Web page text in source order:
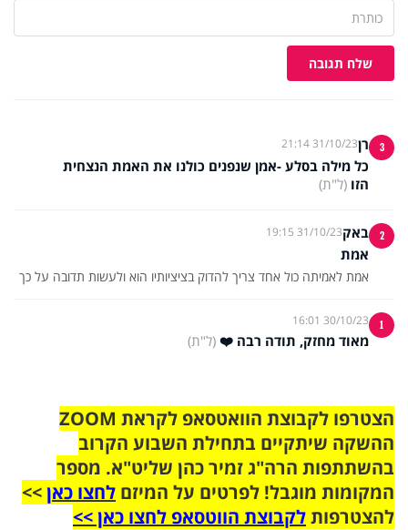
שלח תגובה
3 רן31/10/23 21:14
כל מילה בסלע -אמן שנפנים כולנו את האמת הנצחית
הזו (ל"ת)
2 באק31/10/23 19:15
אמת
אמת לאמיתה כול אחד צריך להדוק בציציותיו הוא ולעשות תדובה על כך
1
30/10/23 16:01
מאוד מחזק, תודה רבה ❤️ (ל"ת)
הצטרפו לקבוצת הוואטסאפ לקראת ZOOM
ההשקה שיתקיים בתחילת השבוע הקרוב
בהשתתפות הרה"ג זמיר כהן שליט"א. מספר
המקומות מוגבל! לפרטים על המיזם לחצו כאן>>
להצטרפותלקבוצת הווטסאפ לחצו כאן >>